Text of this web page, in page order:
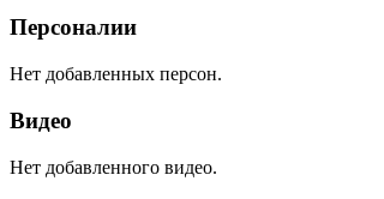
Персоналии
Нет добавленных персон.
Видео
Нет добавленного видео.